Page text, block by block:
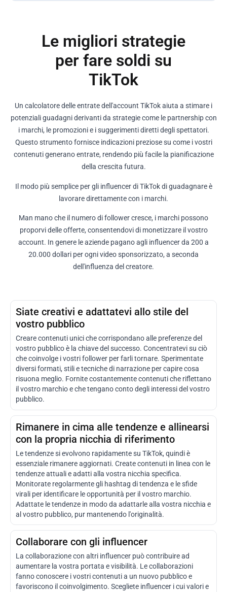
Le migliori strategie
per fare soldi su
TikTok
Un calcolatore delle entrate dell'account TikTok aiuta a stimare i
potenziali guadagni derivanti da strategie come le partnership con
i marchi, le promozioni e i suggerimenti diretti degli spettatori.
Questo strumento fornisce indicazioni preziose su come i vostri
contenuti generano entrate, rendendo più facile la pianificazione
della crescita futura.
Il modo più semplice per gli influencer di TikTok di guadagnare è
lavorare direttamente con i marchi.
Man mano che il numero di follower cresce, i marchi possono
proporvi delle offerte, consentendovi di monetizzare il vostro
account. In genere le aziende pagano agli influencer da 200 a
20.000 dollari per ogni video sponsorizzato, a seconda
dell'influenza del creatore.
Siate creativi e adattatevi allo stile del
vostro pubblico
Creare contenuti unici che corrispondano alle preferenze del
vostro pubblico è la chiave del successo. Concentratevi su ciò
che coinvolge i vostri follower per farli tornare. Sperimentate
diversi formati, stili e tecniche di narrazione per capire cosa
risuona meglio. Fornite costantemente contenuti che riflettano
il vostro marchio e che tengano conto degli interessi del vostro
pubblico.
Rimanere in cima alle tendenze e allinearsi
con la propria nicchia di riferimento
Le tendenze si evolvono rapidamente su TikTok, quindi è
essenziale rimanere aggiornati. Create contenuti in linea con le
tendenze attuali e adatti alla vostra nicchia specifica.
Monitorate regolarmente gli hashtag di tendenza e le sfide
virali per identificare le opportunità per il vostro marchio.
Adattate le tendenze in modo da adattarle alla vostra nicchia e
al vostro pubblico, pur mantenendo l'originalità.
Collaborare con gli influencer
La collaborazione con altri influencer può contribuire ad
aumentare la vostra portata e visibilità. Le collaborazioni
fanno conoscere i vostri contenuti a un nuovo pubblico e
favoriscono il coinvolgimento. Scegliete influencer i cui valori e